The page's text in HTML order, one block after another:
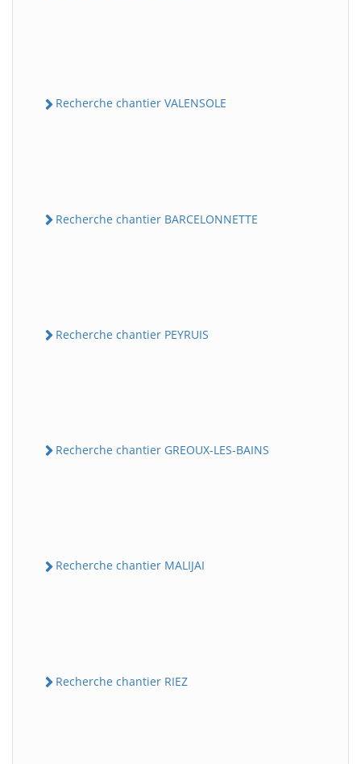
Recherche chantier VALENSOLE
Recherche chantier BARCELONNETTE
Recherche chantier PEYRUIS
Recherche chantier GREOUX-LES-BAINS
Recherche chantier MALIJAI
Recherche chantier RIEZ